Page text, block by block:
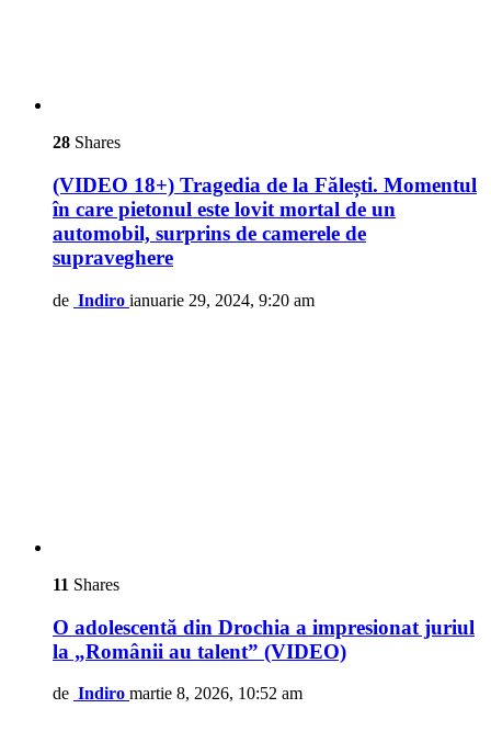
28 Shares
(VIDEO 18+) Tragedia de la Fălești. Momentul
în care pietonul este lovit mortal de un
automobil, surprins de camerele de
supraveghere
de Indiro ianuarie 29, 2024, 9:20 am
11 Shares
O adolescentă din Drochia a impresionat juriul
la „Românii au talent” (VIDEO)
de Indiro martie 8, 2026, 10:52 am